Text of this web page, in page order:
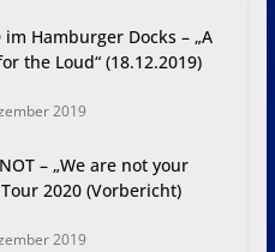
im Hamburger Docks – „A
the Loud“ (18.12.2019)
2019
– „We are not your
2020 (Vorbericht)
2019